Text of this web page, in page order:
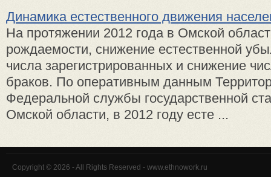
Динамика естественного движения
На протяжении 2012 года в Омской
рождаемости, снижение естественной
числа зарегистрированных и снижение
браков. По оперативным данным
Федеральной службы государственной
Омской области, в 2012 году есте ...
Copyright © 2026 - All Rights Reserved - www.ethnowork.ru